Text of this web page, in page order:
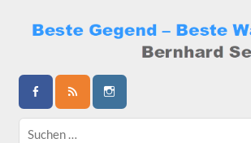
content
Bernhard Seidenath